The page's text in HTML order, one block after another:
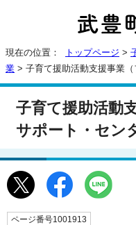
現在の位置： トップページ >
業 > 子育て援助活動支援事業（
子育て援助活動
サポート・セン
ページ番号1001913